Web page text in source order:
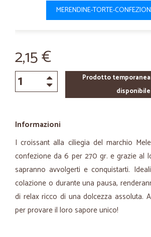
MERENDINE-TORTE-
2,15 €
Prodotto
disponibile
Informazioni
I croissant alla ciliegia del marchio
confezione da 6 per 270 gr. e grazie al
sapranno avvolgerti e conquistarti.
colazione o durante una pausa,
di relax ricco di una dolcezza assoluta.
per provare il loro sapore unico!